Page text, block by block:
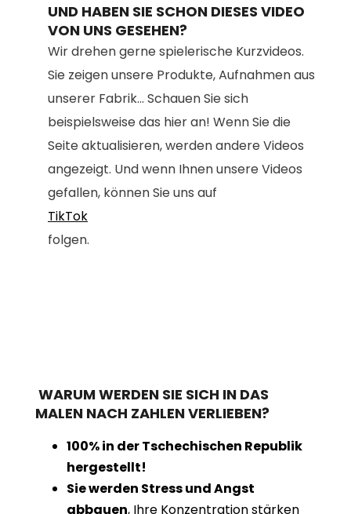
UND HABEN SIE SCHON DIESES VIDEO
VON UNS GESEHEN?
Wir drehen gerne spielerische Kurzvideos.
Sie zeigen unsere Produkte, Aufnahmen aus
unserer Fabrik... Schauen Sie sich
beispielsweise das hier an! Wenn Sie die
Seite aktualisieren, werden andere Videos
angezeigt. Und wenn Ihnen unsere Videos
gefallen, können Sie uns auf
TikTok
folgen.
WARUM WERDEN SIE SICH IN DAS
MALEN NACH ZAHLEN VERLIEBEN?
100% in der Tschechischen Republik
hergestellt!
Sie werden Stress und Angst
abbauen, Ihre Konzentration stärken